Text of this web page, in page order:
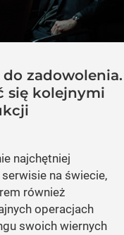
zadowolenia.
się kolejnymi
najchętniej
na świecie,
również
operacjach
swoich wiernych